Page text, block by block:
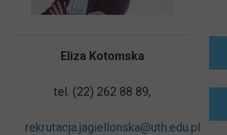
Eliza Kotomska
tel. (22) 262 88 89,
rekrutacja.jagiellonska@uth.edu.pl